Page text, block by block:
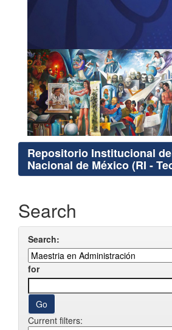
Repositorio Institucional
Nacional de México (RI -
Search
Search:
for
Current filters: